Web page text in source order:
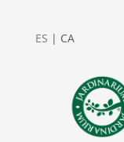
ES | CA